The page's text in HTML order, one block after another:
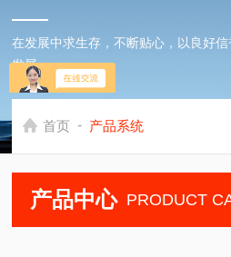
在发展中求生存，不断贴心，以良好
发展
首页 - 产品系统
产品中心 PRODUCT